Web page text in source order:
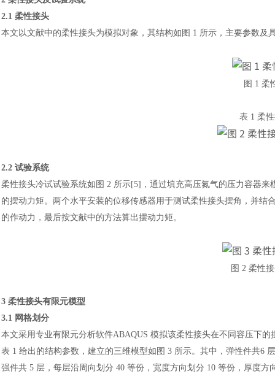
2.1 柔性接头
本文以文献中的柔性接头为模拟对象，其结构如图 1 所示，主要参数及
图 1 柔
表 1 柔
2.2 试验系统
柔性接头冷试试验系统如图 2 所示[5]，通过填充高压氮气的压力容器
的摆动力矩。两个水平安装的位移传感器用于测试柔性接头摆角，并结
的作动力，最后按文献中的方法算出摆动力矩。
图 2 柔性
3 柔性接头有限元模型
3.1 网格划分
本文采用专业有限元分析软件ABAQUS 模拟该柔性接头在不同容压下
表 1 给出的结构参数，建立的三维模型如图 3 所示。其中，弹性件共6
强件共 5 层，每层沿周向划分 40 等份，宽度方向划分 10 等份，厚度